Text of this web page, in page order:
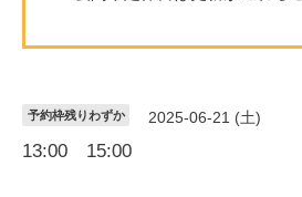
予約枠残りわずか 2025-06-21 (土)
13:00 15:00